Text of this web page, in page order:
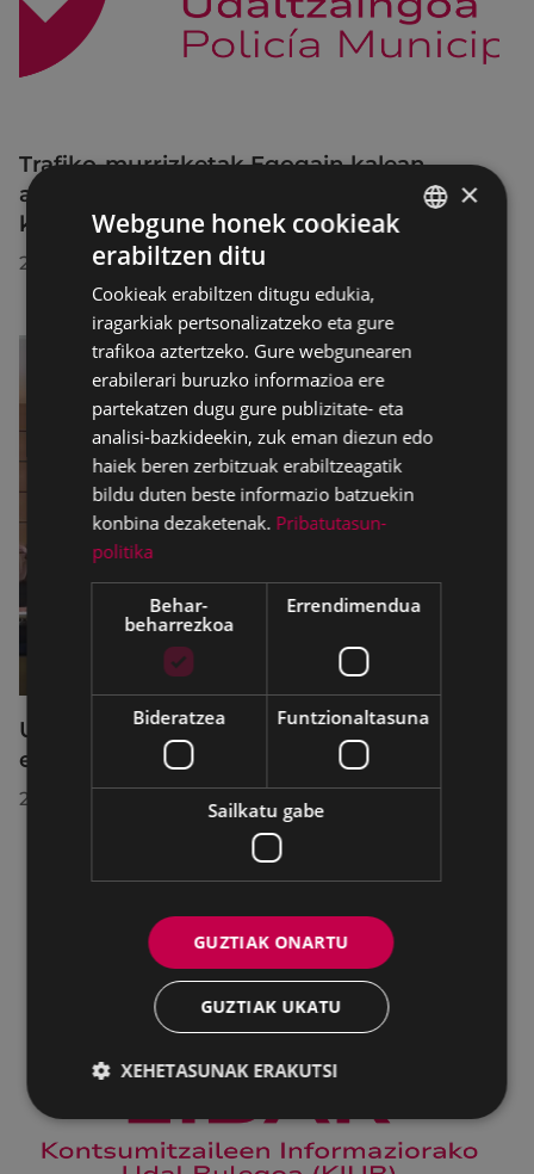
Trafiko-murrizketak Egogain kalean
abuztuaren 10etik abuztuaren 23ra,
konponketa-lanak direla-eta
2026/07/30
Udalbatzak 2026ko uztailaren 27an
egindako bilkuran hartutako erabakiak
2026/07/28
×
Webgune honek cookieak
erabiltzen ditu
Cookieak erabiltzen ditugu edukia,
iragarkiak pertsonalizatzeko eta gure
trafikoa aztertzeko. Gure webgunearen
erabilerari buruzko informazioa ere
partekatzen dugu gure publizitate- eta
analisi-bazkideekin, zuk eman diezun edo
haiek beren zerbitzuak erabiltzeagatik
bildu duten beste informazio batzuekin
konbina dezaketenak. Pribatutasun-
politika
Behar-
beharrezkoa
Errendimendua
Bideratzea Funtzionaltasuna
Sailkatu gabe
GUZTIAK ONARTU
GUZTIAK UKATU
XEHETASUNAK ERAKUTSI